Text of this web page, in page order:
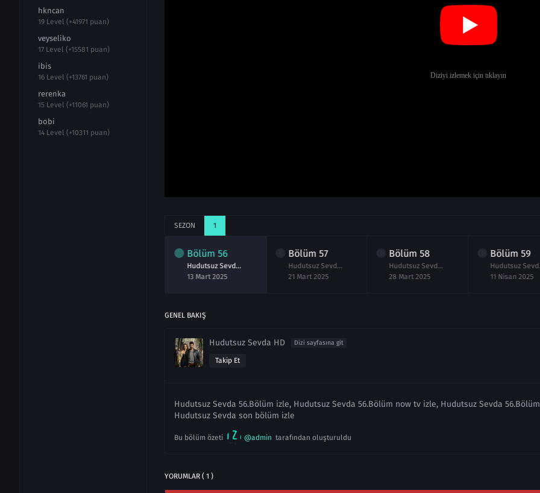
hkncan
19 Level (+41971 puan)
veyseliko
17 Level (+15581 puan)
ibis
16 Level (+13761 puan)
rerenka
15 Level (+11061 puan)
bobi
14 Level (+10311 puan)
SEZON 1
Bölüm56
Hudutsuz Sevda 56.Bölüm izle
13 Mart 2025
Bölüm57
Hudutsuz Sevda 57.Bölüm Full izle
21 Mart 2025
Bölüm58
Hudutsuz Sevda 58.Bölüm Full izle
28 Mart 2025
Bölüm59
11 Nisan 2025
GENEL BAKIŞ
Hudutsuz Sevda HD Dizi sayfasına git
Takip Et
Hudutsuz Sevda 56.Bölüm izle, Hudutsuz Sevda 56.Bölüm now tv izle, Hudutsuz Sevda
Hudutsuz Sevda son bölüm izle
Bu bölüm özeti @admin tarafından oluşturuldu
YORUMLAR ( 1 )